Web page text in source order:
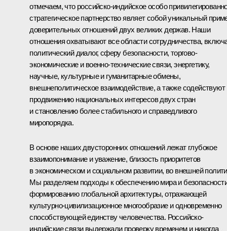
отмечаем, что российско-индийское особо
стратегическое партнерство являет собой уникальный
доверительных отношений двух великих держав. Наши
отношения охватывают все области сотрудничества,
политический диалог, сферу безопасности, торгово-
экономические и военно-технические связи, энергетику,
научные, культурные и гуманитарные обмены,
внешнеполитическое взаимодействие, а также содействуют
продвижению национальных интересов двух стран
и становлению более стабильного и справедливого
миропорядка.
В основе наших двусторонних отношений лежат глубокое
взаимопонимание и уважение, близость приоритетов
в экономическом и социальном развитии, во внешней
Мы разделяем подходы к обеспечению мира и
формированию глобальной архитектуры, отражающей
культурно-цивилизационное многообразие и одновременно
способствующей единству человечества. Российско-
индийские связи выдержали проверку временем и никогда